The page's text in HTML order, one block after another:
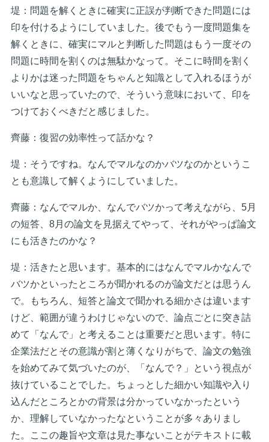
堤：問題を解くときに確実に正誤が判断できた問題には
印を付けるようにしていました。後でもう一度問題集を
解くときに、確実にマルと判断した問題はもう一度その
問題に時間を割くのは無駄かなって。そこに時間を割く
よりかは迷った問題をちゃんと知識として入れるほうが
いいなと思っていたので、そういう意味において、印を
つけておくべきだと感じました。
齊藤：復習の効率性って話かな？
堤：そうですね。なんでマルなのかバツなのかというこ
とも意識して解くようにしていました。
齊藤：なんでマルか、なんでバツかって考えながら、5月
の短答、8月の論文を見据えてやって、それがやっぱ論文
にも活きたのかな？
堤：活きたと思います。基本的にはなんでマルかなんで
バツかといったところが聞かれるのが論文だとは思うん
で。もちろん、短答と論文で聞かれる細かさは違います
けど、範囲が違うわけじゃないので、論点ごとに突き詰
めて「なんで」と考えることは重要だと思います。特に
企業法だとその意識が割と薄くなりがちで、論文の勉強
を始めてみて気づいたのが、「なんで？」という視点が
抜けていることでした。ちょっとした細かい知識や入り
込んだところとかの背景は分かっていなかったという
か、理解していなかったなということが多々ありまし
た。ここの趣旨や文章は見た事ないことがテキストに載